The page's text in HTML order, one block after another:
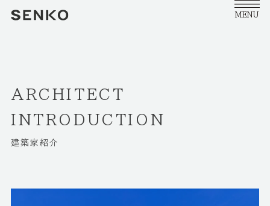
MENU
ARCHITECT
INTRODUCTION
建築家紹介